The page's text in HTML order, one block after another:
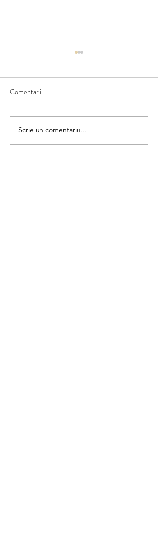
Crabul si perlele
Comentarii
Scrie un comentariu...